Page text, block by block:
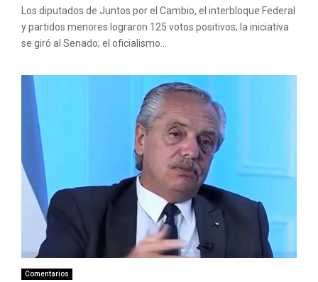
Los diputados de Juntos por el Cambio, el interbloque Federal
y partidos menores lograron 125 votos positivos; la iniciativa
se giró al Senado; el oficialismo...
Comentarios